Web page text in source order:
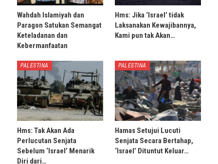
Wahdah Islamiyah dan
Paragon Satukan Semangat
Keteladanan dan
Kebermanfaatan
Hms: Jika ‘Israel’ tidak
Laksanakan Kewajibannya,
Kami pun tak Akan…
PALESTINA
Hms: Tak Akan Ada
Perlucutan Senjata
Sebelum ‘Israel’ Menarik
Diri dari…
PALESTINA
Hamas Setujui Lucuti
Senjata Secara Bertahap,
‘Israel’ Dituntut Keluar…